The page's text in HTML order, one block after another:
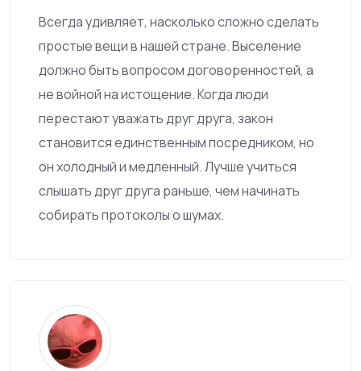
Всегда удивляет, насколько сложно сделать
простые вещи в нашей стране. Выселение
должно быть вопросом договоренностей, а
не войной на истощение. Когда люди
перестают уважать друг друга, закон
становится единственным посредником, но
он холодный и медленный. Лучше учиться
слышать друг друга раньше, чем начинать
собирать протоколы о шумах.